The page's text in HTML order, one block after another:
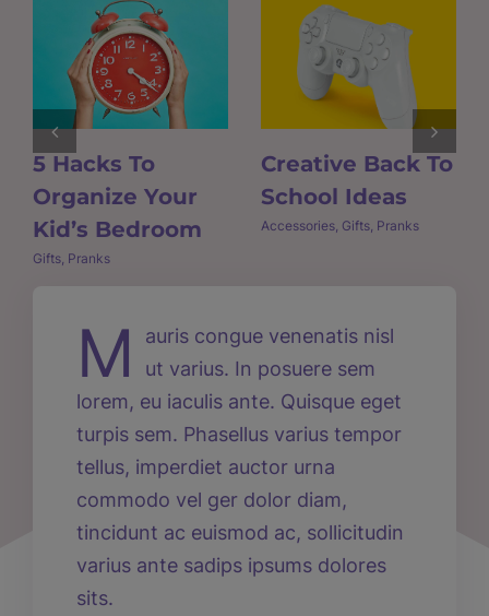
5 Hacks To
Organize Your
Kid’s Bedroom
Gifts, Pranks
Creative Back To
School Ideas
Accessories, Gifts, Pranks
M
auris congue venenatis nisl
ut varius. In posuere sem
lorem, eu iaculis ante. Quisque eget
turpis sem. Phasellus varius tempor
tellus, imperdiet auctor urna
commodo vel ger dolor diam,
tincidunt ac euismod ac, sollicitudin
varius ante sadips ipsums dolores
sits.